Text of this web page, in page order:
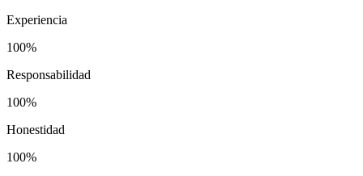
Experiencia
100%
Responsabilidad
100%
Honestidad
100%